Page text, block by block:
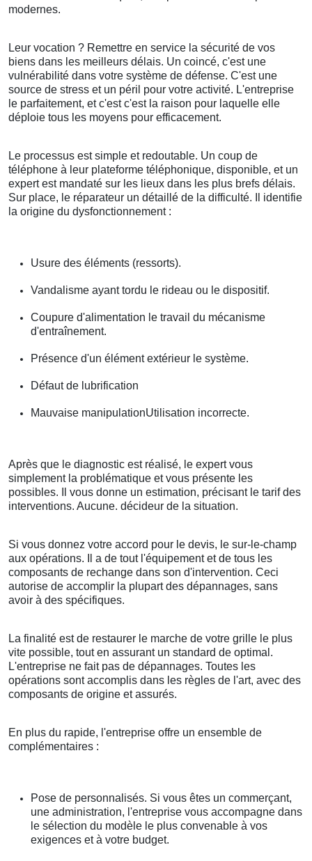
modernes.
Leur vocation ? Remettre en service la sécurité de vos
biens dans les meilleurs délais. Un coincé, c'est une
vulnérabilité dans votre système de défense. C'est une
source de stress et un péril pour votre activité. L'entreprise
le parfaitement, et c'est c'est la raison pour laquelle elle
déploie tous les moyens pour efficacement.
Le processus est simple et redoutable. Un coup de
téléphone à leur plateforme téléphonique, disponible, et un
expert est mandaté sur les lieux dans les plus brefs délais.
Sur place, le réparateur un détaillé de la difficulté. Il identifie
la origine du dysfonctionnement :
Usure des éléments (ressorts).
Vandalisme ayant tordu le rideau ou le dispositif.
Coupure d'alimentation le travail du mécanisme
d'entraînement.
Présence d'un élément extérieur le système.
Défaut de lubrification
Mauvaise manipulationUtilisation incorrecte.
Après que le diagnostic est réalisé, le expert vous
simplement la problématique et vous présente les
possibles. Il vous donne un estimation, précisant le tarif des
interventions. Aucune. décideur de la situation.
Si vous donnez votre accord pour le devis, le sur-le-champ
aux opérations. Il a de tout l'équipement et de tous les
composants de rechange dans son d'intervention. Ceci
autorise de accomplir la plupart des dépannages, sans
avoir à des spécifiques.
La finalité est de restaurer le marche de votre grille le plus
vite possible, tout en assurant un standard de optimal.
L'entreprise ne fait pas de dépannages. Toutes les
opérations sont accomplis dans les règles de l'art, avec des
composants de origine et assurés.
En plus du rapide, l'entreprise offre un ensemble de
complémentaires :
Pose de personnalisés. Si vous êtes un commerçant,
une administration, l'entreprise vous accompagne dans
le sélection du modèle le plus convenable à vos
exigences et à votre budget.